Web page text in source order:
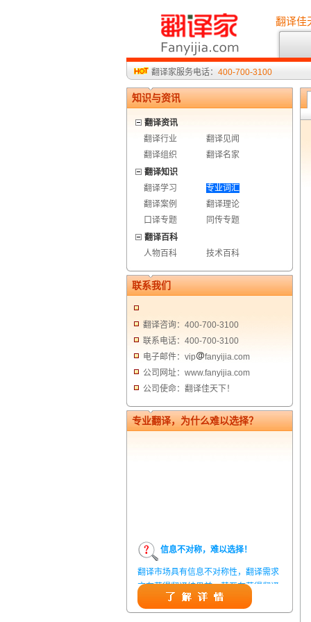
翻译佳
翻译家服务电话： 400-700-3100
知识与资讯
翻译资讯
翻译行业
翻译见闻
翻译组织
翻译名家
翻译知识
翻译学习
专业词汇
翻译案例
翻译理论
口译专题
同传专题
翻译百科
人物百科
技术百科
联系我们
翻译咨询：400-700-3100
联系电话：400-700-3100
电子邮件：vip
fanyijia.com
公司网址：www.fanyijia.com
公司使命：翻译佳天下！
专业翻译，为什么难以选择？
信息不对称，难以选择！
方在获得翻译结果前，甚至在获得翻译
结果后，都无法准确判定翻译质量。从
而给劣质翻译者提供了一定生存条件，